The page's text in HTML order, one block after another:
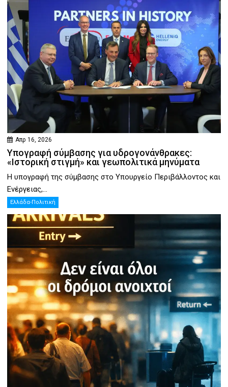
Απρ 16, 2026
Υπογραφή σύμβασης για υδρογονάνθρακες:
«Ιστορική στιγμή» και γεωπολιτικά μηνύματα
Η υπογραφή της σύμβασης στο Υπουργείο Περιβάλλοντος και
Ενέργειας,...
Ελλάδα-Πολιτική